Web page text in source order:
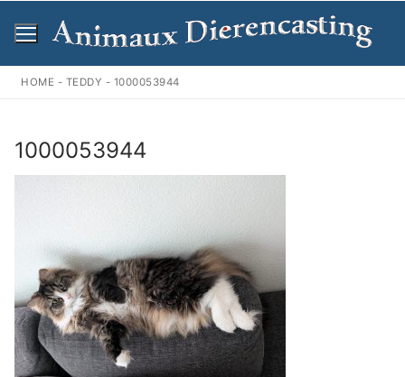
naar
inhoud
HOME - TEDDY - 1000053944
1000053944